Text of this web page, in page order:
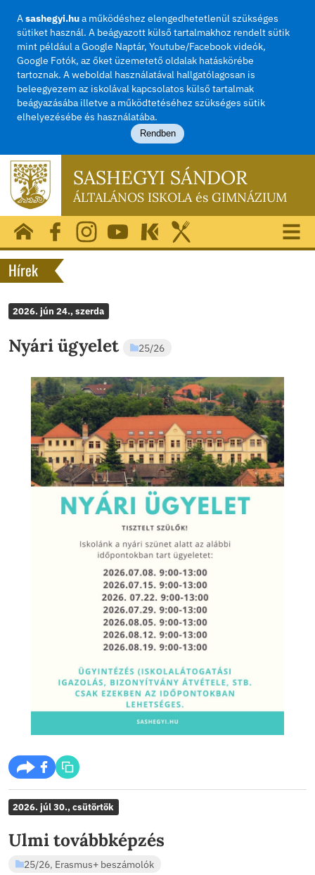
Asashegyi.hua működéshez elengedhetetlenül
sütiket használ. A beágyazott külső tartalmakhoz
mint például a Google Naptár, Youtube/Facebook
Google Fotók, az őket üzemetető oldalak
tartoznak. A weboldal használatával hallgatólagosan
beleegyezem az iskolával kapcsolatos külső
beágyazásába illetve a működtetéséhez szükséges
elhelyezésébe és használatába.
Rendben
ÁLTALÁNOS
Hírek
2026. jún 24., szerda
Nyári ügyelet 25/26